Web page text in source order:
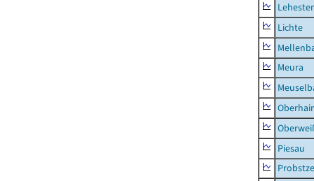
Lichte
Meura
Piesau